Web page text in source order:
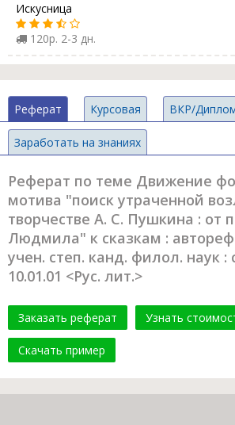
Искусница
120р. 2-3 дн.
Реферат Курсовая ВКР/
Заработать на знаниях
Реферат по теме Движение
мотива "поиск утраченной
творчестве А. С. Пушкина : от
Людмила" к сказкам :
учен. степ. канд. филол. наук :
10.01.01 <Рус. лит.>
Заказать реферат Узнать
Скачать пример